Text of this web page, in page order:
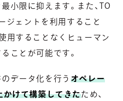
小限に抑えます。また、TO
ジェントを利用すること
用することなくヒューマン
ことが可能です。
データ化を行う オペレー
かけて構築してきたため、